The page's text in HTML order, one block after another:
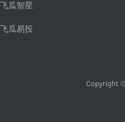
飞瓜智星
飞瓜易投
Copyright